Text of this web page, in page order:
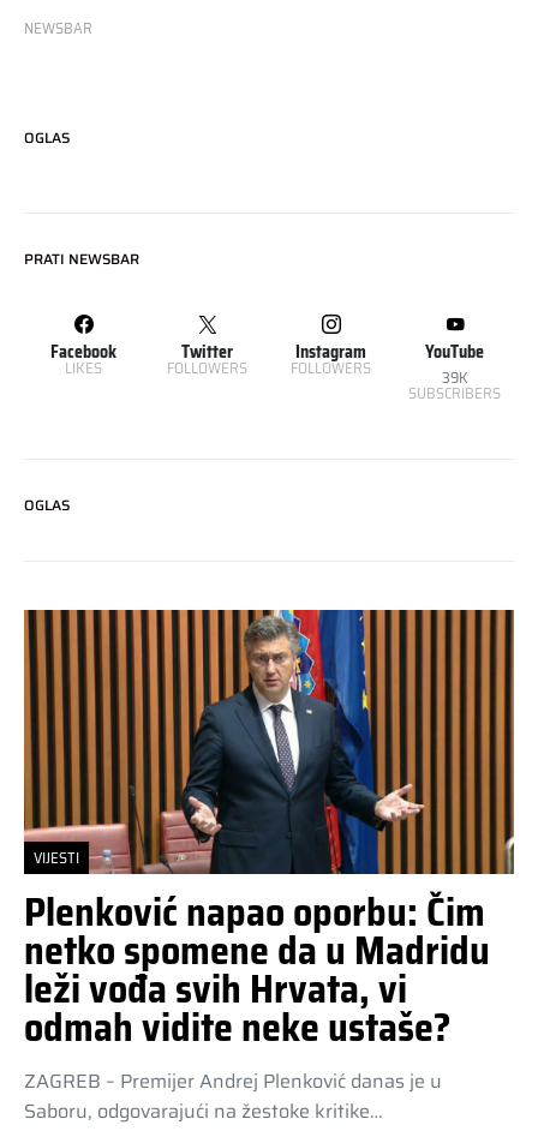
NEWSBAR
OGLAS
PRATI NEWSBAR
Facebook
LIKES
Twitter
FOLLOWERS
Instagram
FOLLOWERS
YouTube
39K
SUBSCRIBERS
OGLAS
VIJESTI
Plenković napao oporbu: Čim
netko spomene da u Madridu
leži vođa svih Hrvata, vi
odmah vidite neke ustaše?
ZAGREB – Premijer Andrej Plenković danas je u
Saboru, odgovarajući na žestoke kritike…